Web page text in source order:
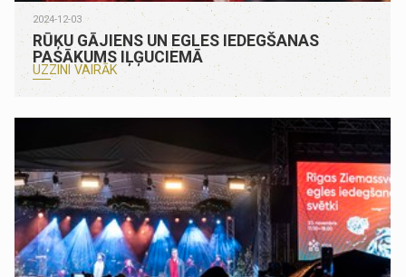
2024-12-03
RŪĶU GĀJIENS UN EGLES IEDEGŠANAS
PASĀKUMS IĻĢUCIEMĀ
UZZINI VAIRĀK